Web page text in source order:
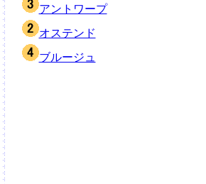
アントワープ
オステンド
ブルージュ